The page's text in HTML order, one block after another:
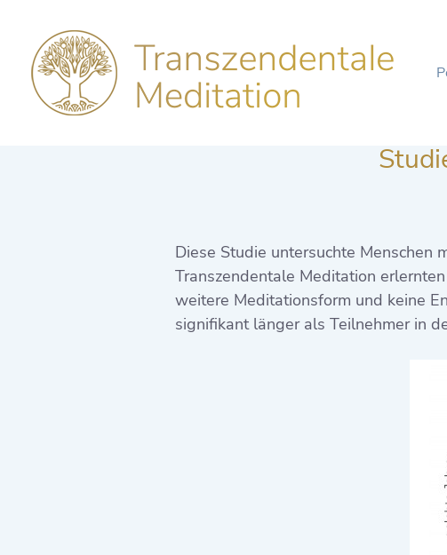
Diese Studie untersuchte Menschen
Transzendentale Meditation
weitere Meditationsform und keine
signifikant länger als Teilnehmer in